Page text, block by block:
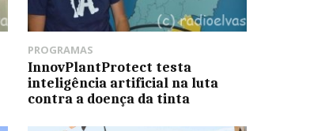
PROGRAMAS
InnovPlantProtect testa
inteligência artificial na luta
contra a doença da tinta